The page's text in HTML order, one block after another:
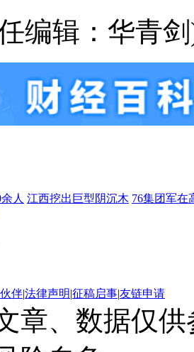
辑：华青
人 江西挖出巨型阴沉木 76集团军在
伴|法律声明|征稿启事|友链申请
章、数据仅